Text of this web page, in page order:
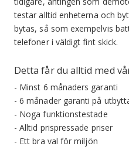
testar alltid enheterna och
bytas, så som exempelvis
telefoner i väldigt fint skick.
Detta får du alltid med
- Minst 6 månaders garanti
- 6 månader garanti på
- Noga funktionstestade
- Alltid prispressade priser
- Ett bra val för miljön